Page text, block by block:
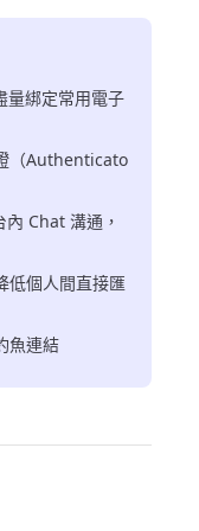
量綁定常用電子
（Authenticato
Chat 溝通，
低個人間直接匯
魚連結